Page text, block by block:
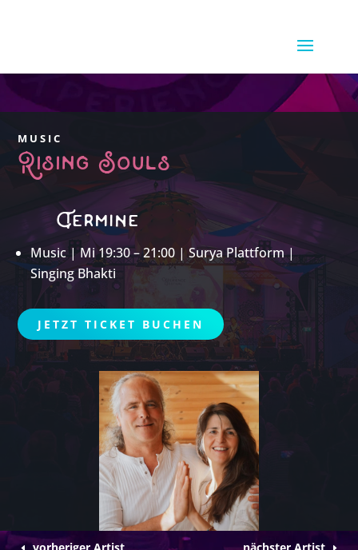
MUSIC
Rising Souls
Termine
Music | Mi 19:30 – 21:00 | Surya Plattform |
Singing Bhakti
JETZT TICKET BUCHEN